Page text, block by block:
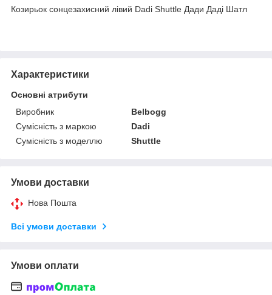
Козирьок сонцезахисний лівий Dadi Shuttle Дади Даді Шатл
Характеристики
Основні атрибути
Виробник
Belbogg
Сумісність з маркою
Dadi
Сумісність з моделлю
Shuttle
Умови доставки
Нова Пошта
Всі умови доставки
Умови оплати